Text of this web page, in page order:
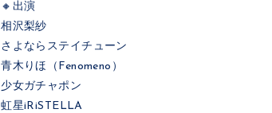
🔸出演
相沢梨紗
さよならステイチューン
青木りほ（Fenomeno）
少女ガチャポン
虹星iRiSTELLA